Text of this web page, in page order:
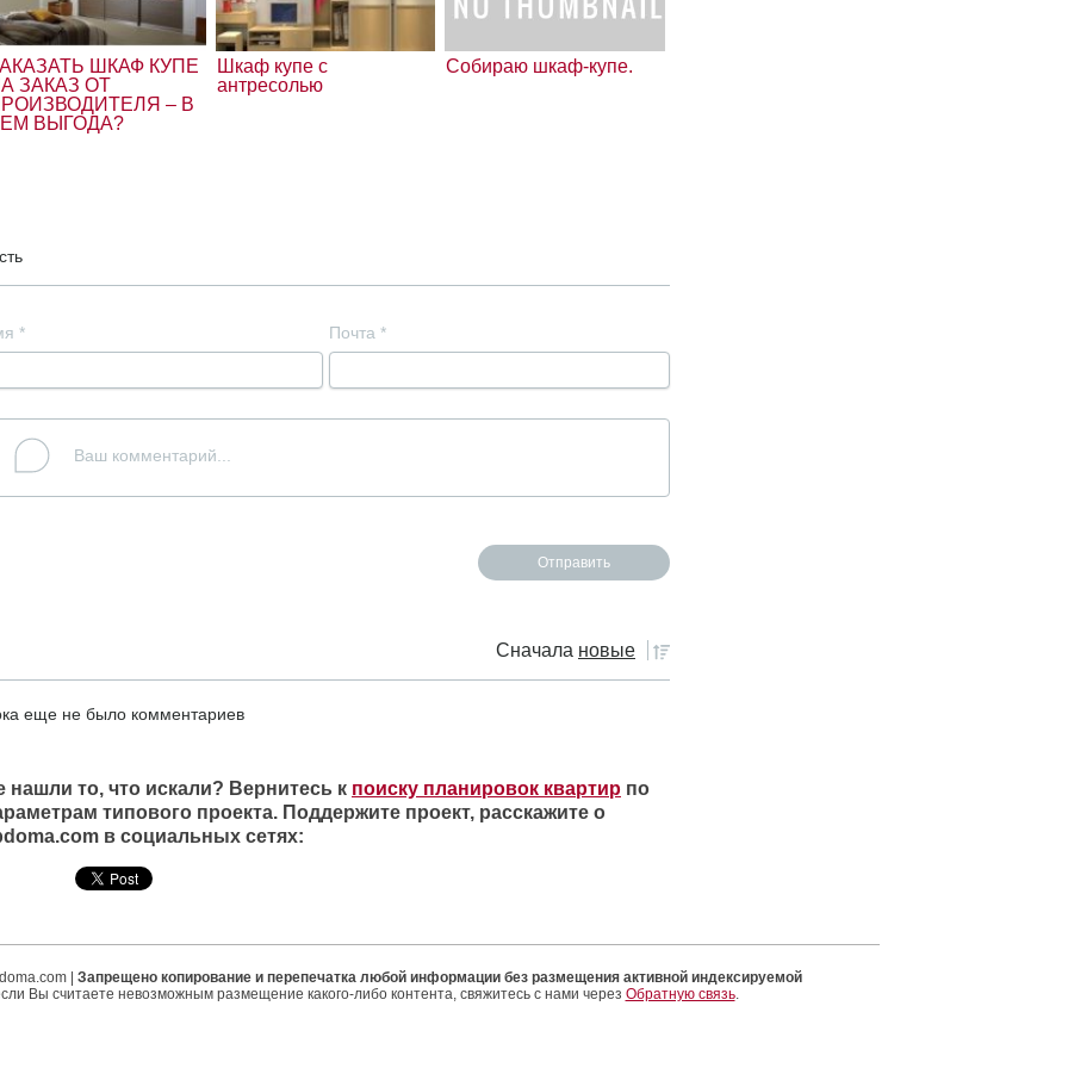
ШКАФ КУПЕ
ЗАКАЗ ОТ
– В
ВЫГОДА?
Шкаф купе с
антресолью
Собираю шкаф-купе.
* Почта *
Сначала новые
еще не было комментариев
нашли то, что искали? Вернитесь к поиску планировок квартир по
типового проекта. Поддержите проект, расскажите о
в социальных сетях:
| Запрещено копирование и перепечатка любой информации без размещения активной индексируемой
Вы считаете невозможным размещение какого-либо контента, свяжитесь с нами через Обратную связь.